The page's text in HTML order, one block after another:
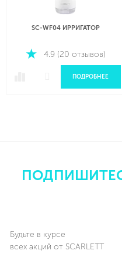
SC-WF04 ИРРИГАТОР
4.9 (20 отзывов)
ПОДРОБНЕЕ
Будьте в курсе
всех акций от SCARLETT